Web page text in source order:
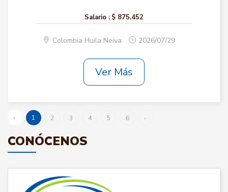
Salario : $ 875.452
Colombia Huila Neiva 2026/07/29
Ver Más
‹ 1 2 3 4 5 6 ›
CONÓCENOS